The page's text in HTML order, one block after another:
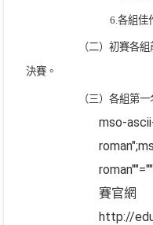
6. 各組佳
（二）初賽各
決賽。
（三）各組第
mso-
賽官網
http://